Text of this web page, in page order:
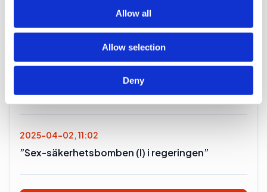
Allow all
Allow selection
Deny
Vad är det för fel på S kommunikation?
”Krisvarning när kvinnorna tar över politiken”
2025-04-02, 11:02
”Sex-säkerhetsbomben (l) i regeringen”